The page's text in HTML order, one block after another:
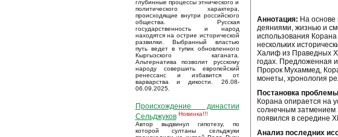
глубинные процессы этнического и
политического характера,
происходящие внутри российского
общества. Русская
государственность и народ
находятся на острие исторической
развилки. Выбранный властью
путь ведет в тупик обновленного
Кыргызского каганата.
Альтернатива позволит русскому
народу совершить европейский
ренессанс и избавится от
варварства и дикости. 26.08-
06.09.2025.
Происхождение династии
Сельджуков Новинка!!!
Автор выдвинул гипотезу, по
которой султаны сельджуки
Аннотация: На основе
деяниями, жизнью и
использования
нескольких
Халиф из Праведных
годах. Предложенная
Пророк Мухаммед,
монеты, хронология
Постановка
Корана опирается на
солнечным затмением
появился в середине
Анализ последних